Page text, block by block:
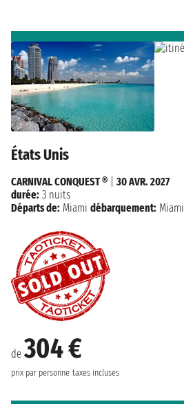
États Unis
de304 €
prix par personne taxes incluses
CARNIVAL CONQUEST ®
30 AVR. 2027
durée: 3 nuits
Départs de: Miami débarquement: Miami